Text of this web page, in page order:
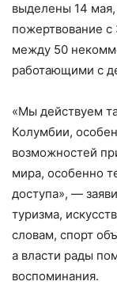
выделены 14
пожертвование
между 50
работающими с
«Мы действуем
Колумбии,
возможностей
мира, особенно
доступа», —
туризма,
словам, спорт
а власти рады
воспоминания.